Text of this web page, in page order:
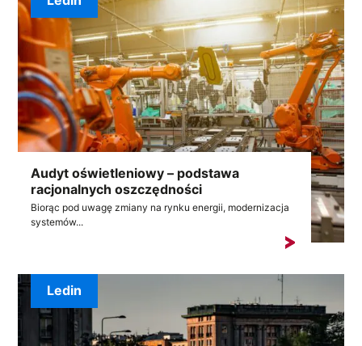
Audyt oświetleniowy – podstawa
racjonalnych oszczędności
Biorąc pod uwagę zmiany na rynku energii, modernizacja
systemów...
Ledin